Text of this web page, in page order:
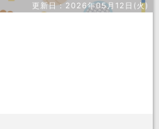
更新日： 2026年05月12日(火)